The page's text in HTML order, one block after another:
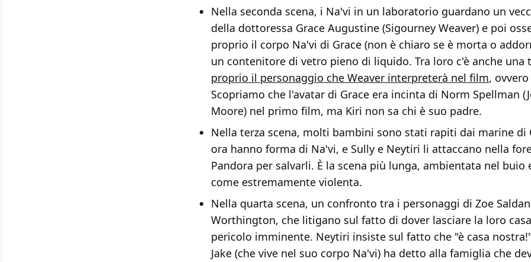
Nella seconda scena, i Na'vi in un laboratorio guardano un
della dottoressa Grace Augustine (Sigourney Weaver) e poi
proprio il corpo Na'vi di Grace (non è chiaro se è morta o
un contenitore di vetro pieno di liquido. Tra loro c'è anche una
proprio il personaggio che Weaver interpreterà nel film, ovvero
Scopriamo che l'avatar di Grace era incinta di Norm Spellman
Moore) nel primo film, ma Kiri non sa chi è suo padre.
Nella terza scena, molti bambini sono stati rapiti dai marine di
ora hanno forma di Na'vi, e Sully e Neytiri li attaccano nella
Pandora per salvarli. È la scena più lunga, ambientata nel buio
come estremamente violenta.
Nella quarta scena, un confronto tra i personaggi di Zoe
Worthington, che litigano sul fatto di dover lasciare la loro
pericolo imminente. Neytiri insiste sul fatto che "è casa
Jake (che vive nel suo corpo Na'vi) ha detto alla famiglia che